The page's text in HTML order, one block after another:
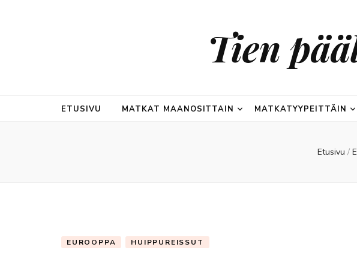
Tien
ETUSIVU MATKAT MAANOSITTAIN MATKATYYPEITTÄIN
Etusivu /
EUROOPPA HUIPPUREISSUT